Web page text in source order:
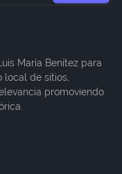
María Benítez para
de sitios,
promoviendo